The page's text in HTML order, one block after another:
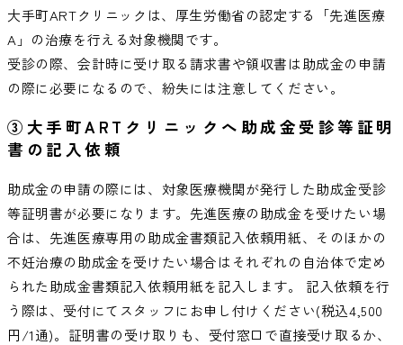
大手町ARTクリニックは、厚生労働省の認定する「先進医療
A」の治療を行える対象機関です。
受診の際、会計時に受け取る請求書や領収書は助成金の申請
の際に必要になるので、紛失には注意してください。
③大手町ARTクリニックへ助成金受診等証明
書の記入依頼
助成金の申請の際には、対象医療機関が発行した助成金受診
等証明書が必要になります。先進医療の助成金を受けたい場
合は、先進医療専用の助成金書類記入依頼用紙、そのほかの
不妊治療の助成金を受けたい場合はそれぞれの自治体で定め
られた助成金書類記入依頼用紙を記入します。 記入依頼を行
う際は、受付にてスタッフにお申し付けください(税込4,500
円/1通)。証明書の受け取りも、受付窓口で直接受け取るか、